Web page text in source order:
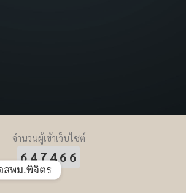
จำนวนผู้เข้าเว็บไซต์
647466
สพม.พิจิตร